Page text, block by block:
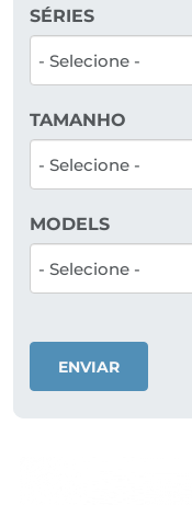
SÉRIES
TAMANHO
MODELS
ENVIAR